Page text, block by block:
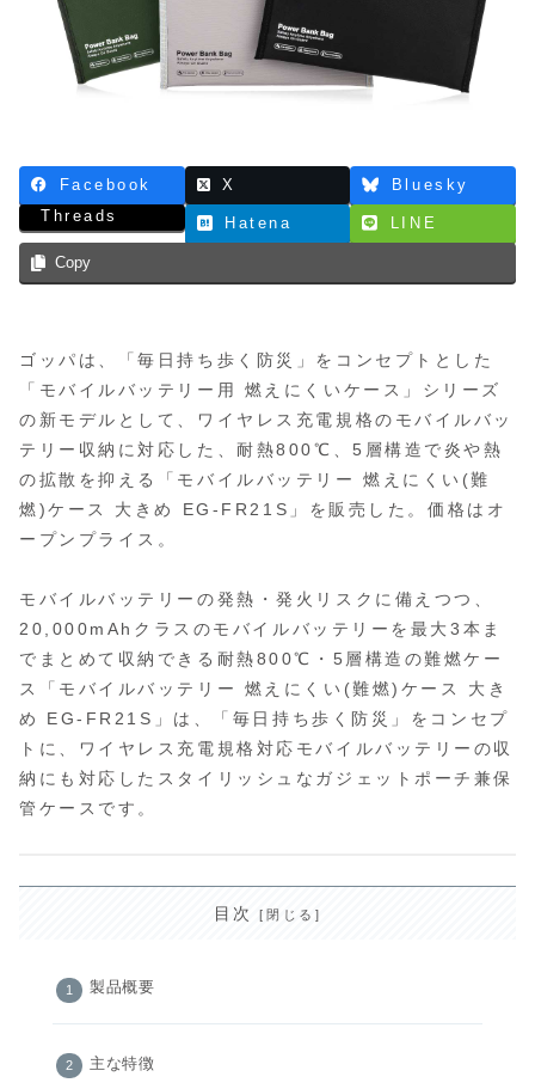
Facebook X
Bluesky
Threads
Hatena LINE
Copy
ゴッパは、「毎日持ち歩く防災」をコンセプトとした
「モバイルバッテリー用 燃えにくいケース」シリーズ
の新モデルとして、ワイヤレス充電規格のモバイルバッ
テリー収納に対応した、耐熱800℃、5層構造で炎や熱
の拡散を抑える「モバイルバッテリー 燃えにくい(難
燃)ケース 大きめ EG-FR21S」を販売した。価格はオ
ープンプライス。
モバイルバッテリーの発熱・発火リスクに備えつつ、
20,000mAhクラスのモバイルバッテリーを最大3本ま
でまとめて収納できる耐熱800℃・5層構造の難燃ケー
ス「モバイルバッテリー 燃えにくい(難燃)ケース 大き
め EG-FR21S」は、「毎日持ち歩く防災」をコンセプ
トに、ワイヤレス充電規格対応モバイルバッテリーの収
納にも対応したスタイリッシュなガジェットポーチ兼保
管ケースです。
目次
製品概要
主な特徴